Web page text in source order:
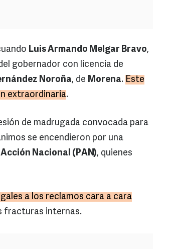
Luis Armando Melgar Bravo,
gobernador con licencia de
Noroña, de Morena. Este
extraordinaria.
de madrugada convocada para
se encendieron por una
Nacional (PAN), quienes
a los reclamos cara a cara
fracturas internas.